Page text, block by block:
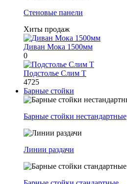
Стеновые панели
Хиты продаж
Диван Мока 1500мм
0
Подстолье Слим Т
4725
Барные стойки
Барные стойки нестандартные
Линии раздачи